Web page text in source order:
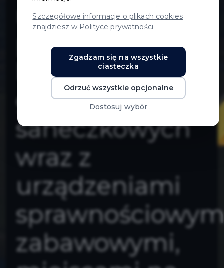
rekreacji
poprzez
budowę 5
górek
saneczkowych
wraz z
urządzeniami
zabawowymi,
Szczegółowe informacje o plikach cookies
znajdziesz w Polityce prywatności
Zgadzam się na wszystkie
ciasteczka
Odrzuć wszystkie opcjonalne
Dostosuj wybór